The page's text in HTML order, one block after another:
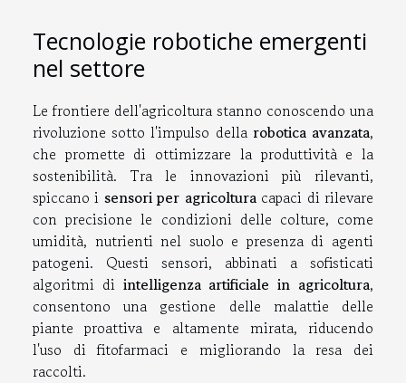
Tecnologie robotiche emergenti
nel settore
Le frontiere dell'agricoltura stanno conoscendo una
rivoluzione sotto l'impulso della robotica avanzata,
che promette di ottimizzare la produttività e la
sostenibilità. Tra le innovazioni più rilevanti,
spiccano i sensori per agricolturacapaci di rilevare
con precisione le condizioni delle colture, come
umidità, nutrienti nel suolo e presenza di agenti
patogeni. Questi sensori, abbinati a sofisticati
algoritmi di intelligenza artificiale in agricoltura,
consentono una gestione delle malattie delle
piante proattiva e altamente mirata, riducendo
l'uso di fitofarmaci e migliorando la resa dei
raccolti.